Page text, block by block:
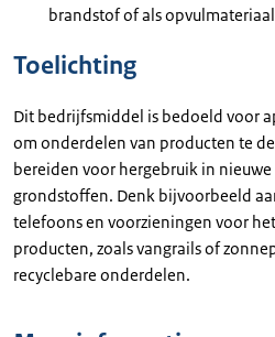
brandstof of als
Toelichting
Dit bedrijfsmiddel is bedoeld voor
om onderdelen van producten te
bereiden voor hergebruik in
grondstoffen. Denk bijvoorbeeld
telefoons en voorzieningen voor
producten, zoals vangrails of
recyclebare onderdelen.